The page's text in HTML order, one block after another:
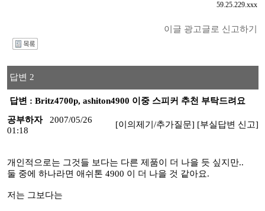
59.25.229.xxx
이글 광고글로 신고하기
답변 2
답변 : Britz4700p, ashiton4900 이중 스피커 추천 부탁드려요
공부하자
2007/05/26
01:18
[이의제기/추가질문] [부실답변 신고]
개인적으로는 그것들 보다는 다른 제품이 더 나을 듯 싶지만..
둘 중에 하나라면 애쉬톤 4900 이 더 나을 것 같아요.
저는 그보다는